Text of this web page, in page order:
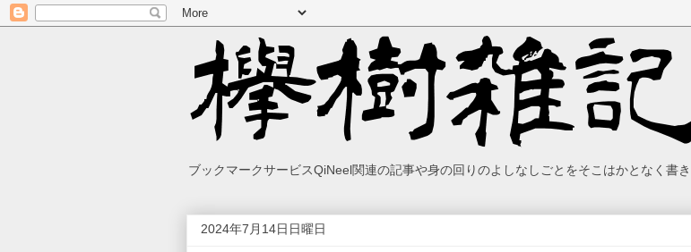
ブックマークサービスQiNeel関連の記事や身の回りのよしなしごとをそこはかとなく書き
2024年7月14日日曜日